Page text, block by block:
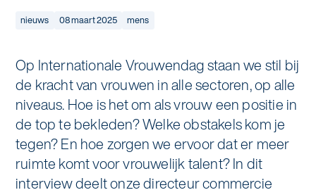
Graffitireiniging
Glas- en gevelreiniging
Reinigen en coaten van RVS
Aanvullende diensten
Mobiliteit
Overheid
Recreatie
Retail
Ons verhaal
Asito impuls
Sponsoring
Locaties
Nieuws
nieuws 08 maart 2025 mens
Op Internationale Vrouwendag staan we stil bij
de kracht van vrouwen in alle sectoren, op alle
niveaus. Hoe is het om als vrouw een positie in
de top te bekleden? Welke obstakels kom je
tegen? En hoe zorgen we ervoor dat er meer
ruimte komt voor vrouwelijk talent? In dit
interview deelt onze directeur commercie